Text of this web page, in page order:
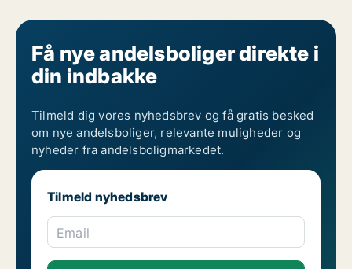
Få nye andelsboliger direkte i
din indbakke
Tilmeld dig vores nyhedsbrev og få gratis besked
om nye andelsboliger, relevante muligheder og
nyheder fra andelsboligmarkedet.
Tilmeld nyhedsbrev
Email